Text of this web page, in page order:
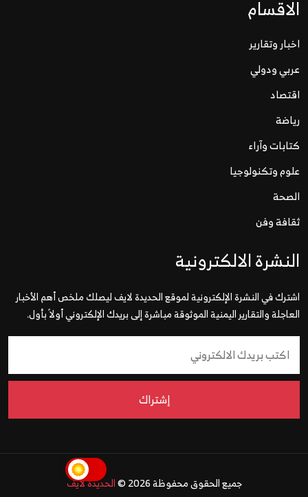
الاقسام
اخبار وتقارير
عربي ودولي
اقتصاد
رياضة
كتابات وآراء
علوم وتكنولوجيا
الصحة
ثقافة وفن
النشرة الالكترونية
اشترك في النشرة الإلكترونية لموقع الحديدة لايف ليصلك ملخص أهم الأخبار
العاجلة والتقارير اليمنية الموثوقة مباشرة إلى بريدك الإلكتروني أولاً بأول.
إشتراك
جميع الحقوق محفوظة 2026 © الحديدة لايف